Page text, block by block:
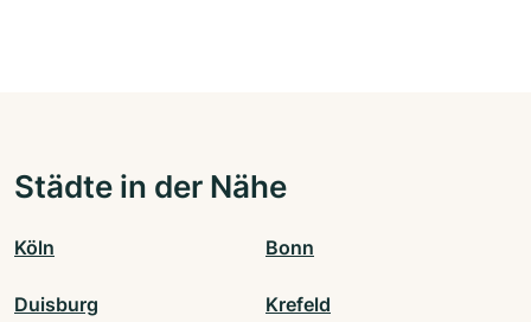
Städte in der Nähe
Köln Bonn
Duisburg Krefeld